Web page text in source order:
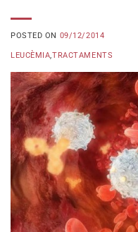
POSTED ON 09/12/2014
LEUCÈMIA,TRACTAMENTS